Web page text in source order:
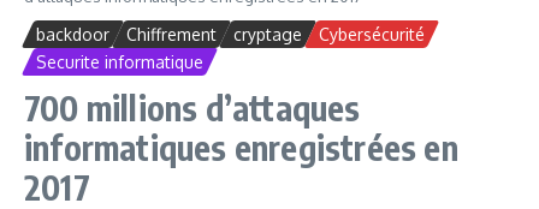
backdoor Chiffrement cryptage
Cybersécurité
Securite informatique
700 millions d’attaques
informatiques enregistrées en
2017